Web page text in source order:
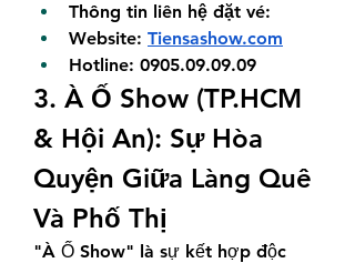
Thông tin liên hệ đặt vé:
Website: Tiensashow.com
Hotline: 0905.09.09.09
3. À Ố Show (TP.HCM
& Hội An): Sự Hòa
Quyện Giữa Làng Quê
Và Phố Thị
"À Ố Show" là sự kết hợp độc